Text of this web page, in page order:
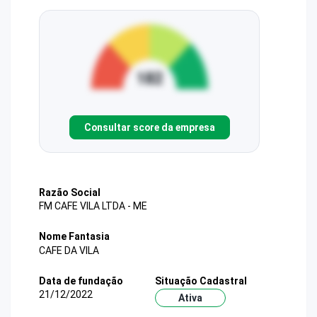
Consultar score da empresa
Razão Social
FM CAFE VILA LTDA - ME
Nome Fantasia
CAFE DA VILA
Data de fundação
21/12/2022
Situação Cadastral
Ativa